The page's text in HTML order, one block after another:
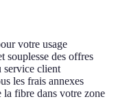
votre usage
souplesse des offres
service client
les frais annexes
fibre dans votre zone